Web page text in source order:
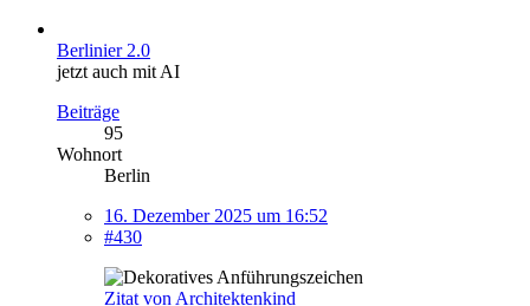
Berlinier 2.0
jetzt auch mit AI
Beiträge
95
Wohnort
Berlin
16. Dezember 2025 um 16:52
#430
Zitat von Architektenkind